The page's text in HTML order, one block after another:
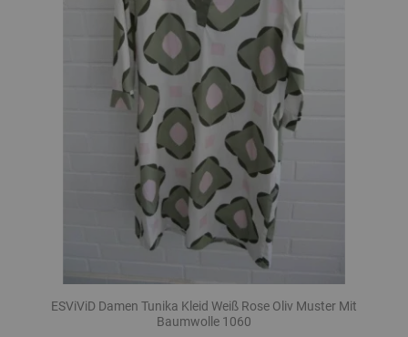
ESViViD Damen Tunika Kleid Weiß Rose Oliv Muster Mit
Baumwolle 1060